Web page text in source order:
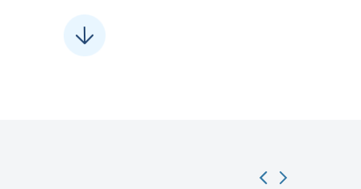
трубах і малому тазу, також може викликати пневмонію,